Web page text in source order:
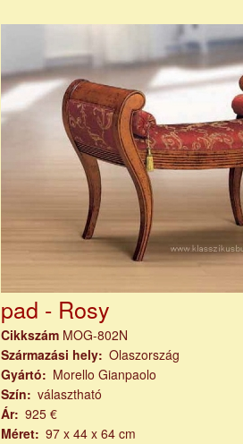
pad - Rosy
Cikkszám MOG-802N
Származási hely
Olaszország
Gyártó
Morello Gianpaolo
Szín
választható
Ár 925 €
Méret
97 x 44 x 64 cm